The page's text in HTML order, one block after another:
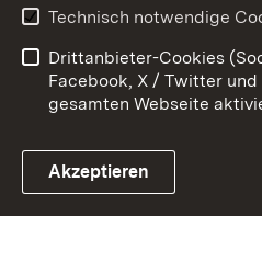
Link zum Landesportal
Datenschutz
Impressum
Technisch notwendige
Drittanbieter-Cookies
Facebook, X / Twitter
gesamten Webseite
Akzeptieren